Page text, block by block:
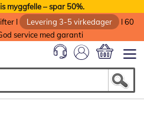
myggfelle – spar 50%.
I
Levering 3-5 virkedager
I 60
service med garanti